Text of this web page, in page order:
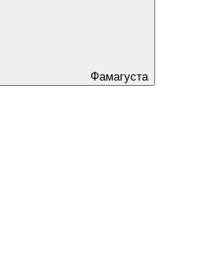
Фамагуста